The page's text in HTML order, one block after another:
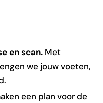
en scan.Met
we jouw voeten,
een plan voor de